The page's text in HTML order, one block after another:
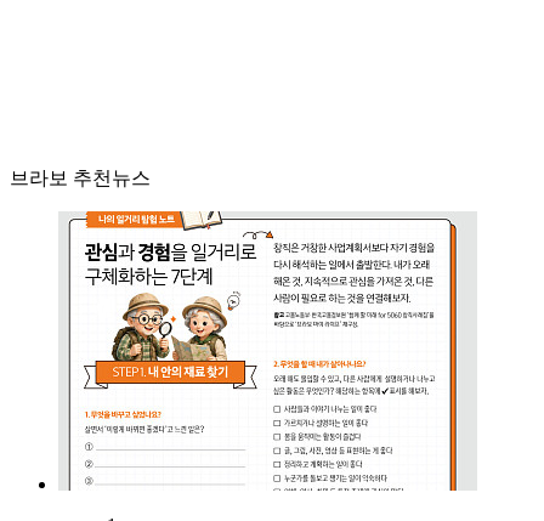
브라보 추천뉴스